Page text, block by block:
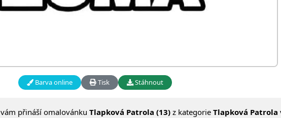
Barva online Tisk Stáhnout
vám přináší omalovánku Tlapková Patrola (13) z kategorie Tlapková Patrola